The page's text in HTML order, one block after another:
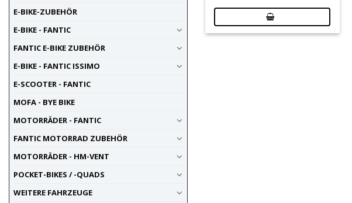
E-BIKE-ZUBEHÖR
E-BIKE - FANTIC
FANTIC E-BIKE ZUBEHÖR
E-BIKE - FANTIC ISSIMO
E-SCOOTER - FANTIC
MOFA - BYE BIKE
MOTORRÄDER - FANTIC
FANTIC MOTORRAD ZUBEHÖR
MOTORRÄDER - HM-VENT
POCKET-BIKES / -QUADS
WEITERE FAHRZEUGE